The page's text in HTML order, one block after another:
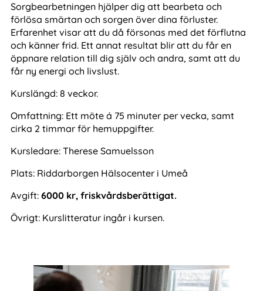
Sorgbearbetningen hjälper dig att bearbeta och
förlösa smärtan och sorgen över dina förluster.
Erfarenhet visar att du då försonas med det förflutna
och känner frid. Ett annat resultat blir att du får en
öppnare relation till dig själv och andra, samt att du
får ny energi och livslust.
Kurslängd: 8 veckor.
Omfattning: Ett möte á 75 minuter per vecka, samt
cirka 2 timmar för hemuppgifter.
Kursledare: Therese Samuelsson
Plats: Riddarborgen Hälsocenter i Umeå
Avgift: 6000 kr, friskvårdsberättigat.
Övrigt: Kurslitteratur ingår i kursen.